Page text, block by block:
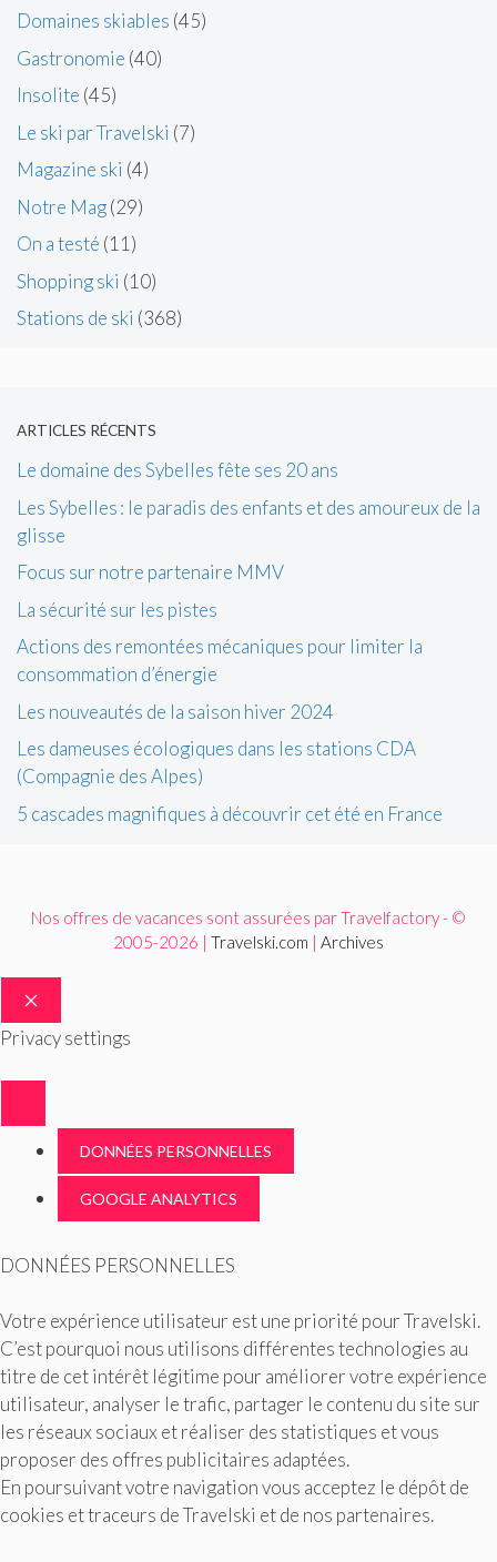
Domaines skiables (45)
Gastronomie (40)
Insolite (45)
Le ski par Travelski (7)
Magazine ski (4)
Notre Mag(29)
On a testé (11)
Shopping ski (10)
Stations de ski (368)
ARTICLES RÉCENTS
Le domaine des Sybelles fête ses 20 ans
Les Sybelles : le paradis des enfants et des amoureux de la
glisse
Focus sur notre partenaire MMV
La sécurité sur les pistes
Actions des remontées mécaniques pour limiter la
consommation d’énergie
Les nouveautés de la saison hiver 2024
Les dameuses écologiques dans les stations CDA
(Compagnie des Alpes)
5 cascades magnifiques à découvrir cet été en France
Nos offres de vacances sont assurées par Travelfactory - ©
2005-2026 | Travelski.com | Archives
FERMER
Privacy settings
DONNÉES PERSONNELLES
GOOGLE ANALYTICS
DONNÉES PERSONNELLES
Votre expérience utilisateur est une priorité pour Travelski.
C’est pourquoi nous utilisons différentes technologies au
titre de cet intérêt légitime pour améliorer votre expérience
utilisateur, analyser le trafic, partager le contenu du site sur
les réseaux sociaux et réaliser des statistiques et vous
proposer des offres publicitaires adaptées.
En poursuivant votre navigation vous acceptez le dépôt de
cookies et traceurs de Travelski et de nos partenaires.